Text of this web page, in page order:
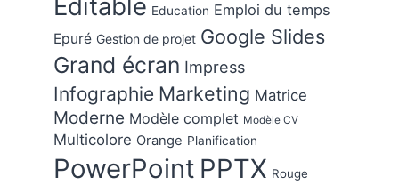
Education Emploi du temps
Epuré Gestion de projet Google Slides
Grand écran Impress
Infographie Marketing Matrice
Moderne Modèle complet Modèle CV
Multicolore Orange Planification
PowerPoint PPTX Rouge